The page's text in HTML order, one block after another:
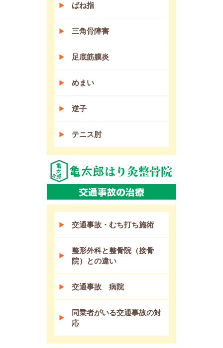
ばね指
三角骨障害
足底筋膜炎
めまい
逆子
テニス肘
交通事故・むち打ち施術
整形外科と整骨院（接骨
院）との違い
交通事故 病院
同乗者がいる交通事故の対
応